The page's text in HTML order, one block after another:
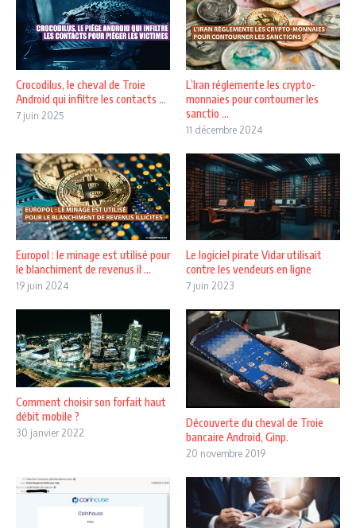
Crocodilus, le cheval de Troie
Android qui infiltre les contacts ...
7 juin 2025
L’Iran réglemente les crypto-
monnaies pour contourner les
sanctio ...
11 décembre 2024
Europol : le minage est utilisé pour
le blanchiment de revenus il ...
19 juin 2024
Le logiciel pirate Vidar utilisait
contre les vendeurs en ligne
7 juin 2023
Comment choisir son forfait haut
débit mobile ?
30 janvier 2022
Découverte du cheval de Troie
bancaire Android, Ginp.
20 novembre 2019